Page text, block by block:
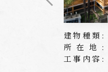
建物種類:
所在地:
工事内容: